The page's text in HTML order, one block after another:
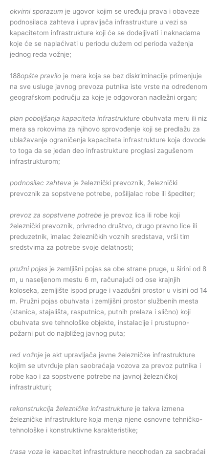
okvirni sporazum je ugovor kojim se uređuju prava i obaveze
podnosilaca zahteva i upravljača infrastrukture u vezi sa
kapacitetom infrastrukture koji će se dodeljivati i naknadama
koje će se naplaćivati u periodu dužem od perioda važenja
jednog reda vožnje;
188opšte pravilo je mera koja se bez diskriminacije primenjuje
na sve usluge javnog prevoza putnika iste vrste na određenom
geografskom području za koje je odgovoran nadležni organ;
plan poboljšanja kapaciteta infrastrukture obuhvata meru ili niz
mera sa rokovima za njihovo sprovođenje koji se predlažu za
ublažavanje ograničenja kapaciteta infrastrukture koja dovode
to toga da se jedan deo infrastrukture proglasi zagušenom
infrastrukturom;
podnosilac zahteva je železnički prevoznik, železnički
prevoznik za sopstvene potrebe, pošiljalac robe ili špediter;
prevoz za sopstvene potrebe je prevoz lica ili robe koji
železnički prevoznik, privredno društvo, drugo pravno lice ili
preduzetnik, imalac železničkih voznih sredstava, vrši tim
sredstvima za potrebe svoje delatnosti;
pružni pojas je zemljišni pojas sa obe strane pruge, u širini od 8
m, u naseljenom mestu 6 m, računajući od ose krajnjih
koloseka, zemljište ispod pruge i vazdušni prostor u visini od 14
m. Pružni pojas obuhvata i zemljišni prostor službenih mesta
(stanica, stajališta, rasputnica, putnih prelaza i slično) koji
obuhvata sve tehnološke objekte, instalacije i prustupno-
požarni put do najbližeg javnog puta;
red vožnje je akt upravljača javne železničke infrastrukture
kojim se utvrđuje plan saobraćaja vozova za prevoz putnika i
robe kao i za sopstvene potrebe na javnoj železničkoj
infrastrukturi;
rekonstrukcija železničke infrastrukture je takva izmena
železničke infrastrukture koja menja njene osnovne tehničko-
tehnološke i konstruktivne karakteristike;
trasa voza je kapacitet infrastrukture neophodan za saobraćaj